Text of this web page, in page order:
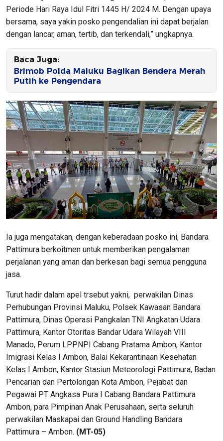
Periode Hari Raya Idul Fitri 1445 H/ 2024 M. Dengan upaya
bersama, saya yakin posko pengendalian ini dapat berjalan
dengan lancar, aman, tertib, dan terkendali,” ungkapnya.
Baca Juga:
Brimob Polda Maluku Bagikan Bendera Merah
Putih ke Pengendara
Ia juga mengatakan, dengan keberadaan posko ini, Bandara
Pattimura berkoitmen untuk memberikan pengalaman
perjalanan yang aman dan berkesan bagi semua pengguna
jasa.
Turut hadir dalam apel trsebut yakni, perwakilan Dinas
Perhubungan Provinsi Maluku, Polsek Kawasan Bandara
Pattimura, Dinas Operasi Pangkalan TNI Angkatan Udara
Pattimura, Kantor Otoritas Bandar Udara Wilayah VIII
Manado, Perum LPPNPI Cabang Pratama Ambon, Kantor
Imigrasi Kelas I Ambon, Balai Kekarantinaan Kesehatan
Kelas I Ambon, Kantor Stasiun Meteorologi Pattimura, Badan
Pencarian dan Pertolongan Kota Ambon, Pejabat dan
Pegawai PT Angkasa Pura I Cabang Bandara Pattimura
Ambon, para Pimpinan Anak Perusahaan, serta seluruh
perwakilan Maskapai dan Ground Handling Bandara
Pattimura – Ambon. (MT-05)